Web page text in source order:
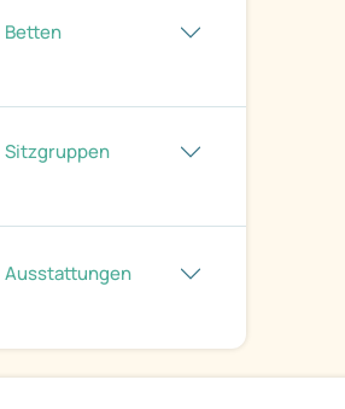
Betten
Sitzgruppen
Ausstattungen